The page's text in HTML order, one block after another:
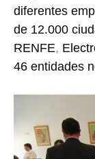
diferentes
de 12.000
RENFE,
46 entidades